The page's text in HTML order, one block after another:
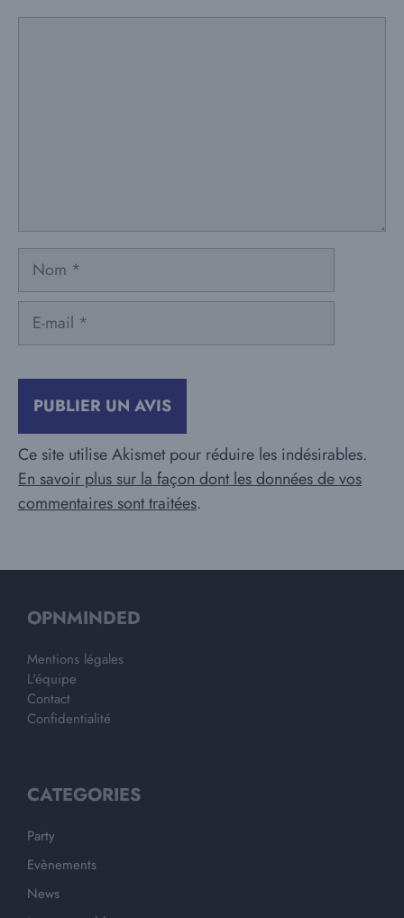
Nom
Ce site utilise Akismet pour réduire les indésirables.
En savoir plus sur la façon dont les données de vos
commentaires sont traitées.
OPNMINDED
Mentions légales
L'équipe
Contact
Confidentialité
CATEGORIES
Party
Evènements
News